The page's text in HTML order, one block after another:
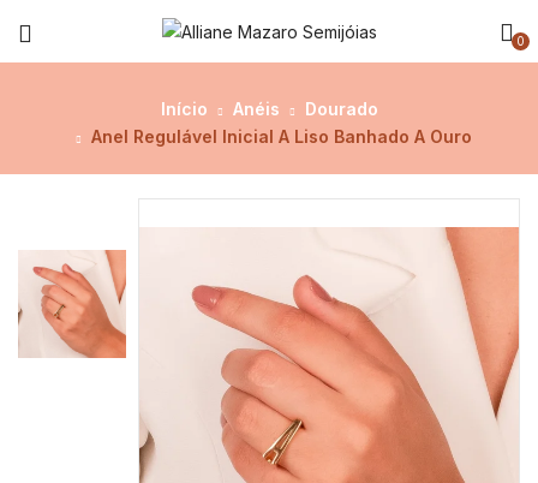
0
Início Anéis
Dourado
Anel Regulável Inicial A Liso Banhado A Ouro